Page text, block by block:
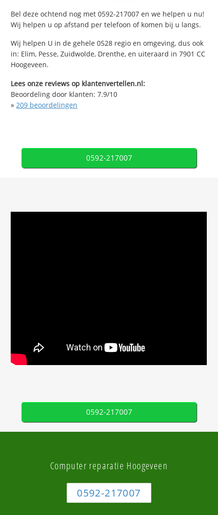
Bel deze ochtend nog met 0592-217007 en we helpen u nu!
Wij helpen u op afstand per telefoon of komen bij u langs.
Wij helpen U in de gehele 0528 regio en omgeving, dus ook
in: Elim, Pesse, Zuidwolde, Drenthe, en uiteraard in 7901 CC
Hoogeveen.
Lees onze reviews op klantenvertellen.nl:
Beoordeling door klanten:7.9/10
»209 beoordelingen
0592-217007
0592-217007
Computer reparatie Hoogeveen
0592-217007